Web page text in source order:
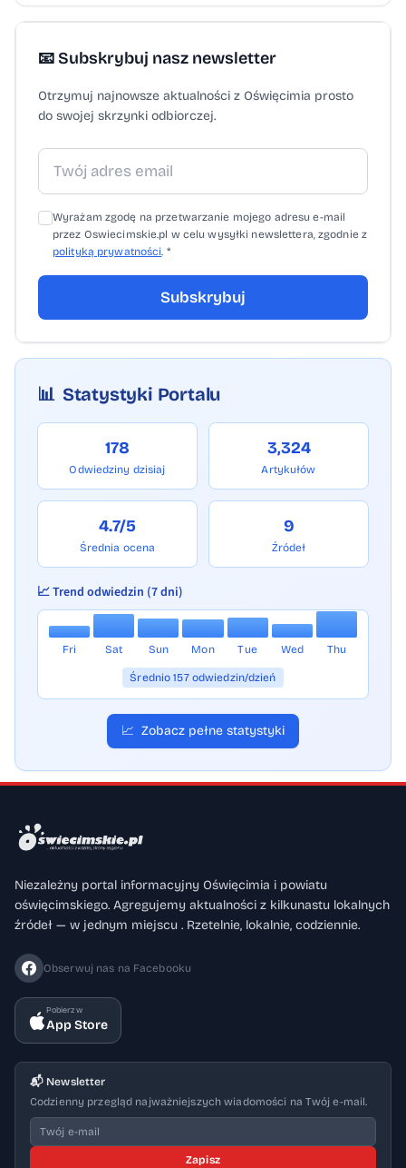
Pojawiły się kłopoty nawigacyjne. Ważne
jest to, że nie zanotowaliśmy dużej straty.
dalej” - zapewnia Maciej Marton, pilot Marka
Goczała.
📧 Subskrybuj nasz newsletter
Otrzymuj najnowsze aktualności z Oświęcimia prosto
do swojej skrzynki odbiorczej.
Wyrażam zgodę na przetwarzanie mojego adresu e-mail
przez Oswiecimskie.pl w celu wysyłki newslettera, zgodnie z
polityką prywatności. *
Subskrybuj
📊 Statystyki Portalu
178
Odwiedziny dzisiaj
3,324
Artykułów
4.7/5
Średnia ocena
9
Źródeł
📈 Trend odwiedzin (7 dni)
Fri Sat Sun Mon Tue Wed Thu
Średnio 157 odwiedzin/dzień
📈 Zobacz pełne statystyki
Niezależny portal informacyjny Oświęcimia i powiatu
oświęcimskiego. Agregujemy aktualności z kilkunastu lokalnych
źródeł — w jednym miejscu . Rzetelnie, lokalnie, codziennie.
Obserwuj nas na Facebooku
Pobierz w
App Store
📬 Newsletter
Codzienny przegląd najważniejszych wiadomości na Twój e-mail.
Zapisz